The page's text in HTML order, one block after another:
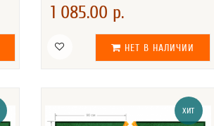
1 085.00 р.
НЕТ В НАЛИЧИИ
ХИТ